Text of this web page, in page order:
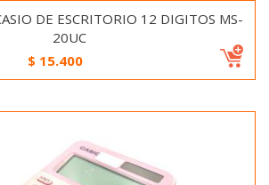
DE ESCRITORIO 12 DIGITOS MS-
20UC
$ 15.400